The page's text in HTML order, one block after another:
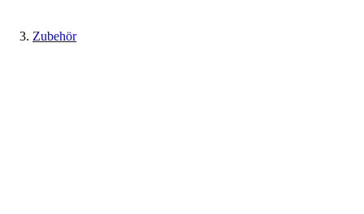
Zubehör